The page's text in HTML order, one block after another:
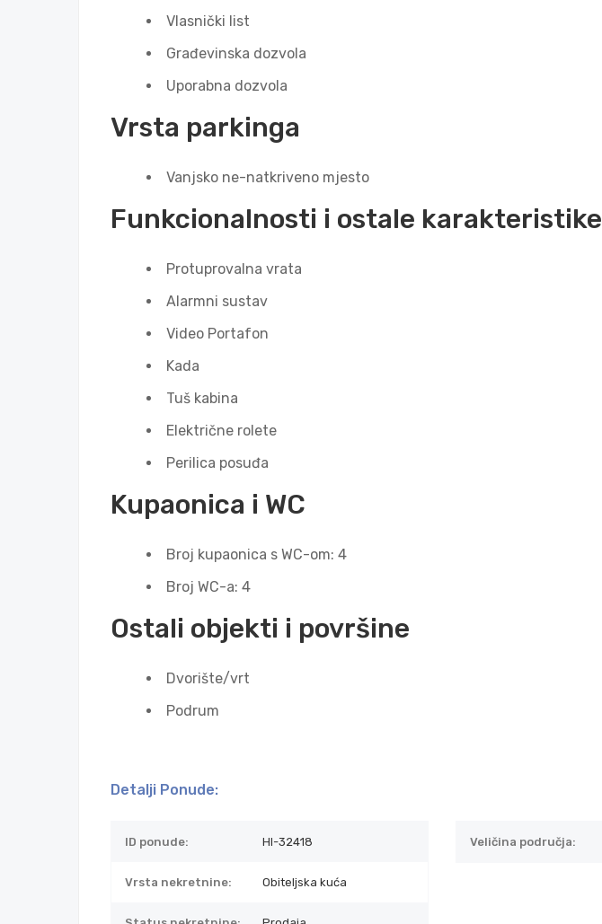
Vlasnički list
Građevinska dozvola
Uporabna dozvola
Vrsta parkinga
Vanjsko ne-natkriveno mjesto
Funkcionalnosti i ostale karakteristike
Protuprovalna vrata
Alarmni sustav
Video Portafon
Kada
Tuš kabina
Električne rolete
Perilica posuđa
Kupaonica i WC
Broj kupaonica s WC-om: 4
Broj WC-a: 4
Ostali objekti i površine
Dvorište/vrt
Podrum
Detalji Ponude:
ID ponude: HI-32418
Vrsta nekretnine: Obiteljska kuća
Veličina područja: